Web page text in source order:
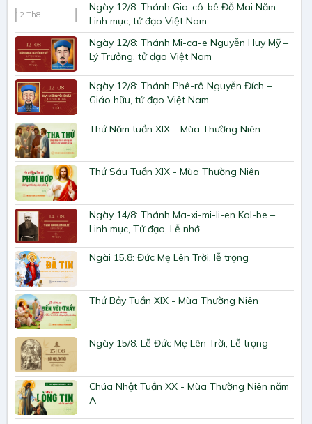
12 Th8
Ngày 12/8: Thánh Gia-cô-bê Đỗ Mai Năm –
Linh mục, tử đạo Việt Nam
Ngày 12/8: Thánh Mi-ca-e Nguyễn Huy Mỹ –
Lý Trưởng, tử đạo Việt Nam
Ngày 12/8: Thánh Phê-rô Nguyễn Đích –
Giáo hữu, tử đạo Việt Nam
Thứ Năm tuần XIX – Mùa Thường Niên
Thứ Sáu Tuần XIX - Mùa Thường Niên
Ngày 14/8: Thánh Ma-xi-mi-li-en Kol-be –
Linh mục, Tử đạo, Lễ nhớ
Ngài 15.8: Đức Mẹ Lên Trời, lễ trọng
Thứ Bảy Tuần XIX - Mùa Thường Niên
Ngày 15/8: Lễ Đức Mẹ Lên Trời, Lễ trọng
Chúa Nhật Tuần XX - Mùa Thường Niên năm
A